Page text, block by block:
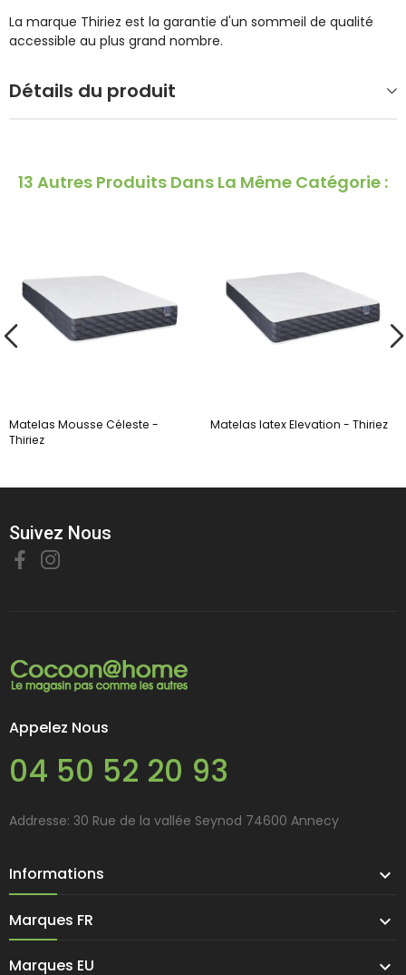
La marque Thiriez est la garantie d'un sommeil de qualité
accessible au plus grand nombre.
Détails du produit
13 Autres Produits Dans La Même Catégorie :
Matelas Mousse Céleste -
Thiriez
Matelas latex Elevation - Thiriez
Suivez Nous
Appelez Nous
04 50 52 20 93
Addresse: 30 Rue de la vallée Seynod 74600 Annecy
Informations 
Marques FR 
Marques EU 